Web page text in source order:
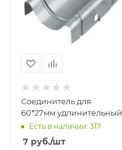
Соединитель для
60*27мм удлинительный
Есть в наличии: 317
7 руб./шт